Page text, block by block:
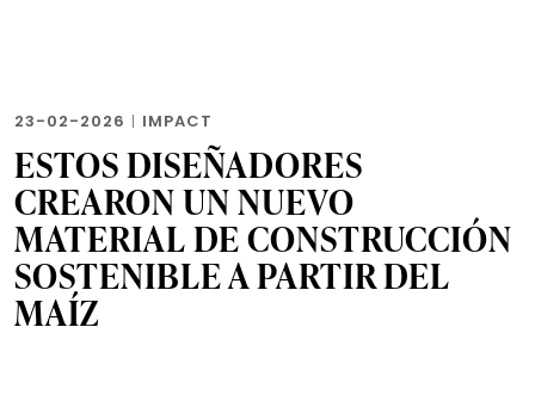
23-02-2026 | IMPACT
ESTOS DISEÑADORES
CREARON UN NUEVO
MATERIAL DE CONSTRUCCIÓN
SOSTENIBLE A PARTIR DEL
MAÍZ